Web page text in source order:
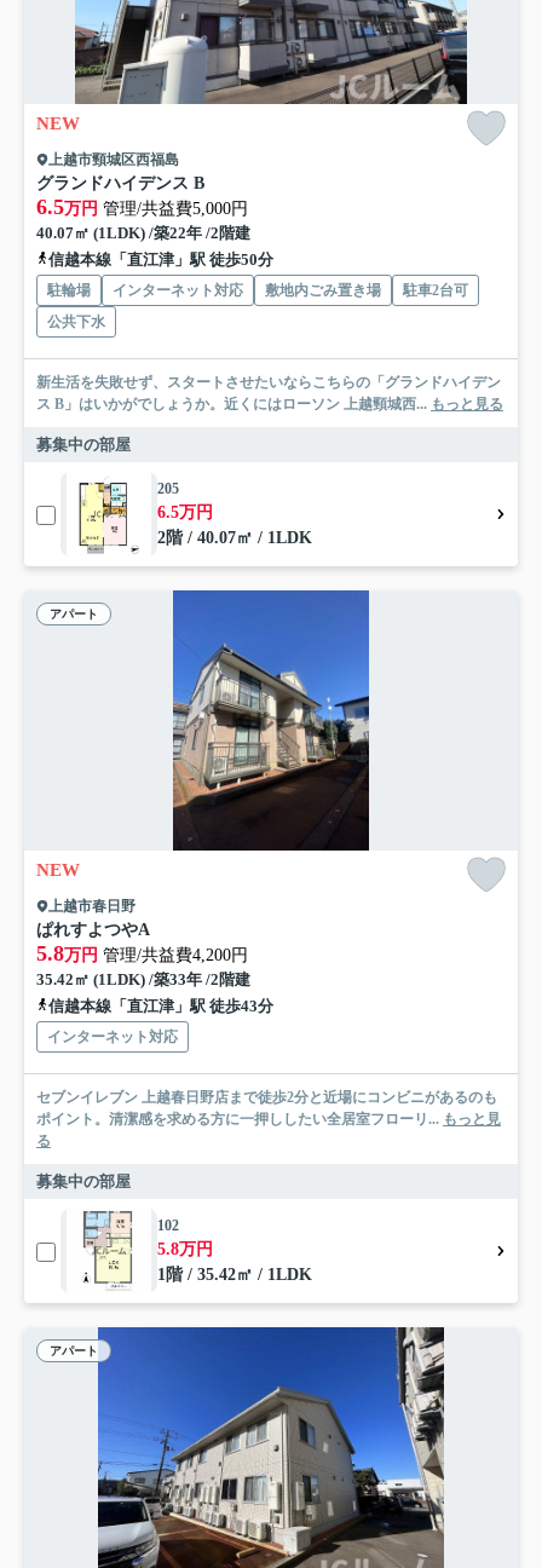
NEW
上越市頸城区西福島
グランドハイデンス B
6.5万円 管理/共益費5,000円
40.07㎡ (1LDK) /築22年 /2階建
信越本線「直江津」駅 徒歩50分
駐輪場 インターネット対応 敷地内ごみ置き場
駐車2台可
公共下水
新生活を失敗せず、スタートさせたいならこちらの「グランドハイデン
ス B」はいかがでしょうか。近くにはローソン 上越頸城西... もっと見る
募集中の部屋
205
6.5万円
2階 / 40.07㎡ / 1LDK
アパート
NEW
上越市春日野
ぱれすよつやA
5.8万円 管理/共益費4,200円
35.42㎡ (1LDK) /築33年 /2階建
信越本線「直江津」駅 徒歩43分
インターネット対応
セブンイレブン 上越春日野店まで徒歩2分と近場にコンビニがあるのも
ポイント。清潔感を求める方に一押ししたい全居室フローリ... もっと見
る
募集中の部屋
102
5.8万円
1階 / 35.42㎡ / 1LDK
アパート